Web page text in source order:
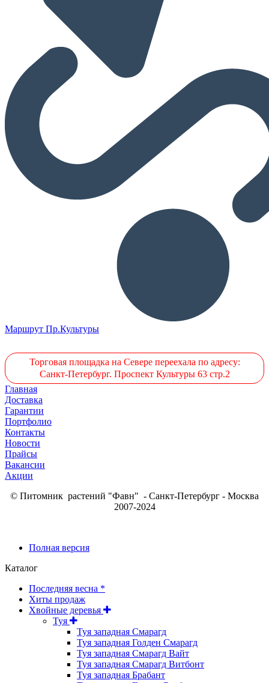
Маршрут Пр.Культуры
Торговая площадка на Севере переехала по адресу:
Санкт-Петербург. Проспект Культуры 63 стр.2
Главная
Доставка
Гарантии
Портфолио
Контакты
Новости
Прайсы
Вакансии
Акции
© Питомник растений "Фавн" - Санкт-Петербург - Москва
2007-2024
Полная версия
Каталог
Последняя весна *
Хиты продаж
Хвойные деревья
Туя
Туя западная Смарагд
Туя западная Голден Смарагд
Туя западная Смарагд Вайт
Туя западная Смарагд Витбонт
Туя западная Брабант